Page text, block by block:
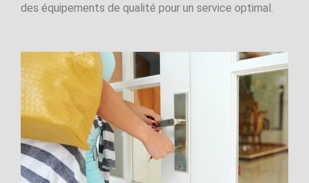
des équipements de qualité pour un service optimal.